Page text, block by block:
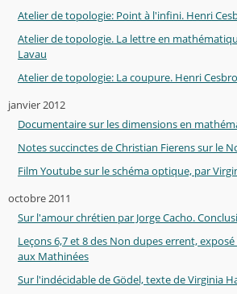
Atelier de topologie: Point à l'infini. Henri
Atelier de topologie. La lettre en
Lavau
Atelier de topologie: La coupure. Henri
janvier 2012
Documentaire sur les dimensions en
Notes succinctes de Christian Fierens sur le
Film Youtube sur le schéma optique, par
octobre 2011
Sur l'amour chrétien par Jorge Cacho.
Leçons 6,7 et 8 des Non dupes errent,
aux Mathinées
Sur l'indécidable de Gödel, texte de Virginia